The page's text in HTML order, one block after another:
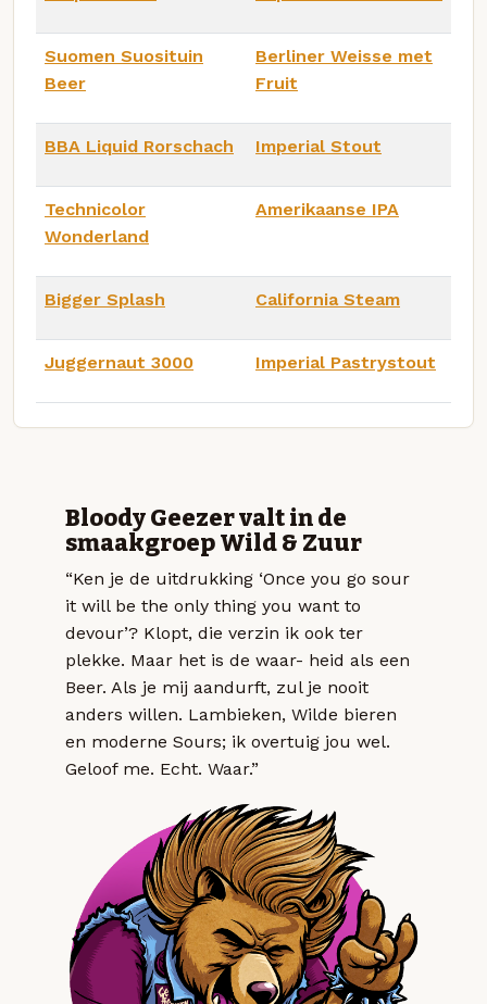
Suomen Suosituin
Beer
Berliner Weisse met
Fruit
BBA Liquid Rorschach Imperial Stout
Technicolor
Wonderland
Amerikaanse IPA
Bigger Splash California Steam
Juggernaut 3000 Imperial Pastrystout
Bloody Geezer valt in de
smaakgroep Wild & Zuur
“Ken je de uitdrukking ‘Once you go sour
it will be the only thing you want to
devour’? Klopt, die verzin ik ook ter
plekke. Maar het is de waar- heid als een
Beer. Als je mij aandurft, zul je nooit
anders willen. Lambieken, Wilde bieren
en moderne Sours; ik overtuig jou wel.
Geloof me. Echt. Waar.”